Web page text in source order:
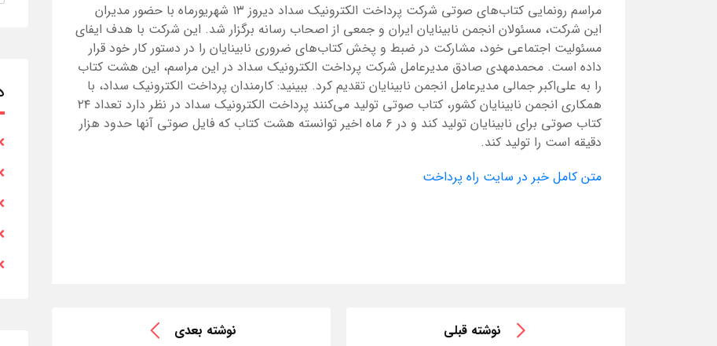
مراسم رونمایی کتاب‌های صوتی شرکت پرداخت الکترونیک سداد دیروز ۱۳ شهریورماه با حضور مدیران
این شرکت، مسئولان انجمن نابینایان ایران و جمعی از اصحاب رسانه برگزار شد. این شرکت با هدف ایفای
مسئولیت اجتماعی خود، مشارکت در ضبط و پخش کتاب‌های ضروری نابینایان را در دستور کار خود قرار
داده است. محمدمهدی صادق مدیرعامل شرکت پرداخت الکترونیک سداد در این مراسم، این هشت کتاب
را به علی‌اکبر جمالی مدیرعامل انجمن نابینایان تقدیم کرد. ببینید: کارمندان پرداخت الکترونیک سداد، با
همکاری انجمن نابینایان کشور، کتاب صوتی تولید می‌کنند پرداخت الکترونیک سداد در نظر دارد تعداد ۲۴
کتاب صوتی برای نابینایان تولید کند و در ۶ ماه اخیر توانسته هشت کتاب که فایل صوتی آنها حدود هزار
دقیقه است را تولید کند.
متن کامل خبر در سایت راه پرداخت
نوشته قبلی نوشته بعدی